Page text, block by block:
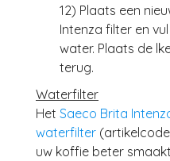
12) Plaats een
Intenza filter en
water. Plaats de
terug.
Waterfilter
Het Saeco Brita
waterfilter
uw koffie beter